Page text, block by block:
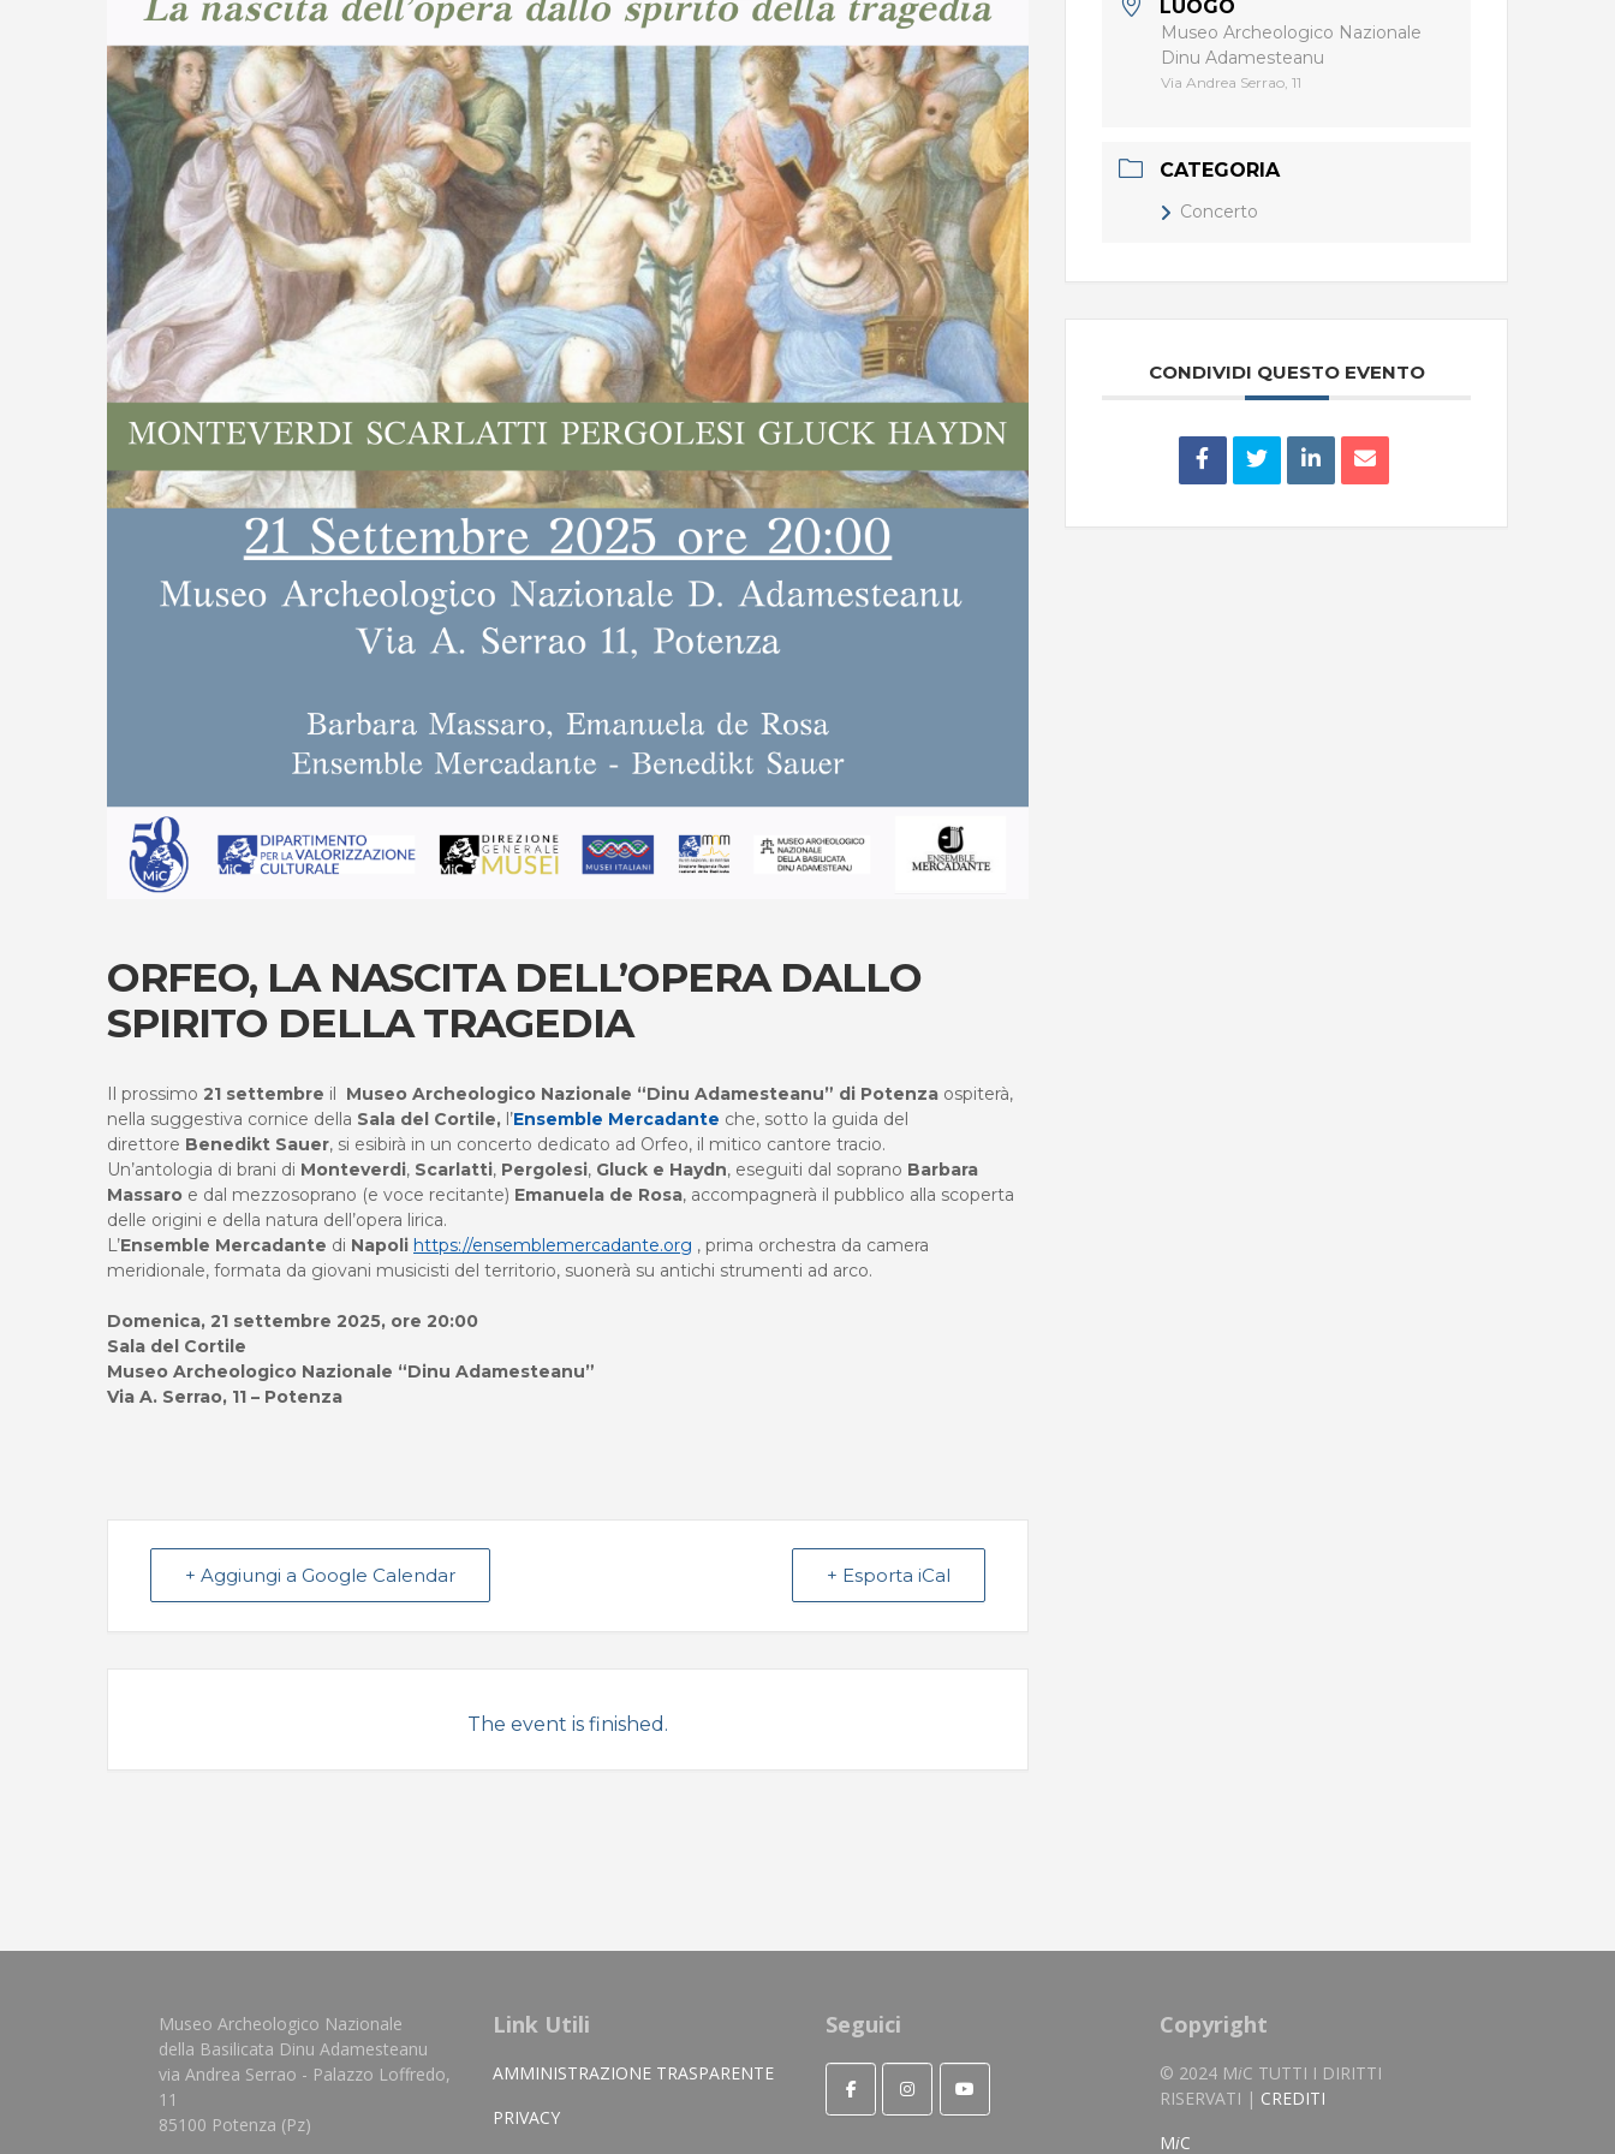
ORFEO, LA NASCITA DELL’OPERA DALLO
SPIRITO DELLA TRAGEDIA
Il prossimo 21 settembre il Museo Archeologico Nazionale “Dinu Adamesteanu” di Potenza ospiterà,
nella suggestiva cornice della Sala del Cortile, l’Ensemble Mercadante che, sotto la guida del
direttore Benedikt Sauer, si esibirà in un concerto dedicato ad Orfeo, il mitico cantore tracio.
Un’antologia di brani di Monteverdi, Scarlatti, Pergolesi, Gluck e Haydn, eseguiti dal soprano Barbara
Massaro e dal mezzosoprano (e voce recitante) Emanuela de Rosa, accompagnerà il pubblico alla scoperta
delle origini e della natura dell’opera lirica.
L’Ensemble Mercadante di Napoli https://ensemblemercadante.org , prima orchestra da camera
meridionale, formata da giovani musicisti del territorio, suonerà su antichi strumenti ad arco.
Domenica, 21 settembre 2025, ore 20:00
Sala del Cortile
Museo Archeologico Nazionale “Dinu Adamesteanu”
Via A. Serrao, 11 – Potenza
+ Aggiungi a Google Calendar + Esporta iCal
The event is finished.
LUOGO
Museo Archeologico Nazionale
Dinu Adamesteanu
Via Andrea Serrao, 11
CATEGORIA
Concerto
CONDIVIDI QUESTO EVENTO
Museo Archeologico Nazionale
della Basilicata Dinu Adamesteanu
via Andrea Serrao - Palazzo Loffredo,
11
85100 Potenza (Pz)
Link Utili
AMMINISTRAZIONE TRASPARENTE
PRIVACY
Seguici Copyright
© 2024 MiC TUTTI I DIRITTI
RISERVATI | CREDITI
MiC